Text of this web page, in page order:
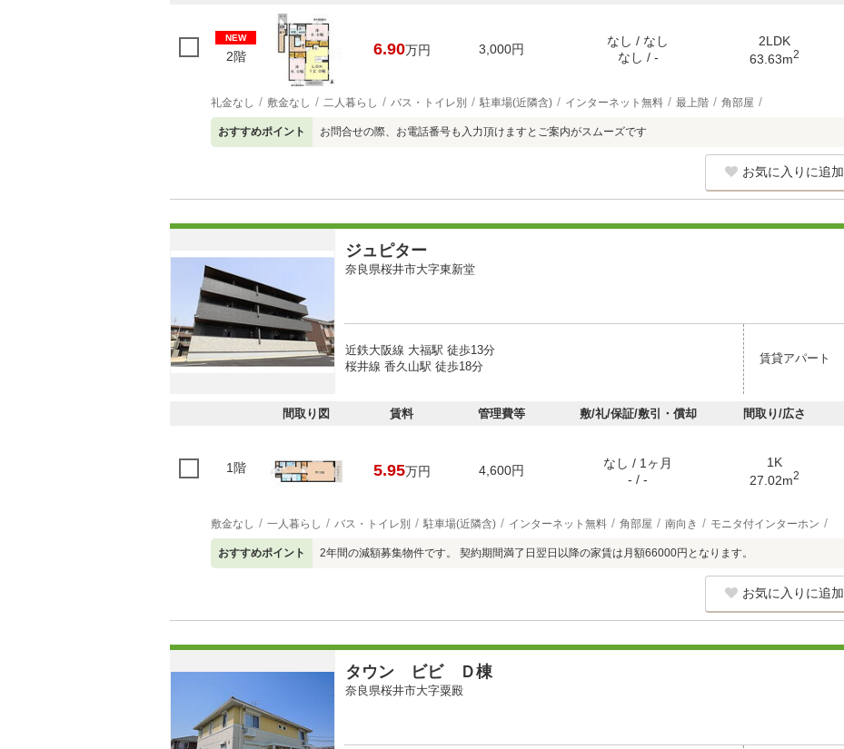
NEW
2階 6.90万円 3,000円
なし / なし
なし / -
2LDK
63.63m2
礼金なし 敷金なし 二人暮らし バス・トイレ別 駐車場(近隣含) インターネット無料 最上階 角部屋
おすすめポイント お問合せの際、お電話番号も入力頂けますとご案内がスムーズです
お気に入りに追加
ジュピター
奈良県桜井市大字東新堂
近鉄大阪線 大福駅 徒歩13分
桜井線 香久山駅 徒歩18分
賃貸アパート
間取り図 賃料 管理費等 敷/礼/保証/敷引・償却 間取り/広さ
1階 5.95万円 4,600円
なし / 1ヶ月
- / -
1K
27.02m2
敷金なし 一人暮らし バス・トイレ別 駐車場(近隣含) インターネット無料 角部屋 南向き モニタ付インターホン
おすすめポイント 2年間の減額募集物件です。 契約期間満了日翌日以降の家賃は月額66000円となります。
お気に入りに追加
タウン ビビ Ｄ棟
奈良県桜井市大字粟殿